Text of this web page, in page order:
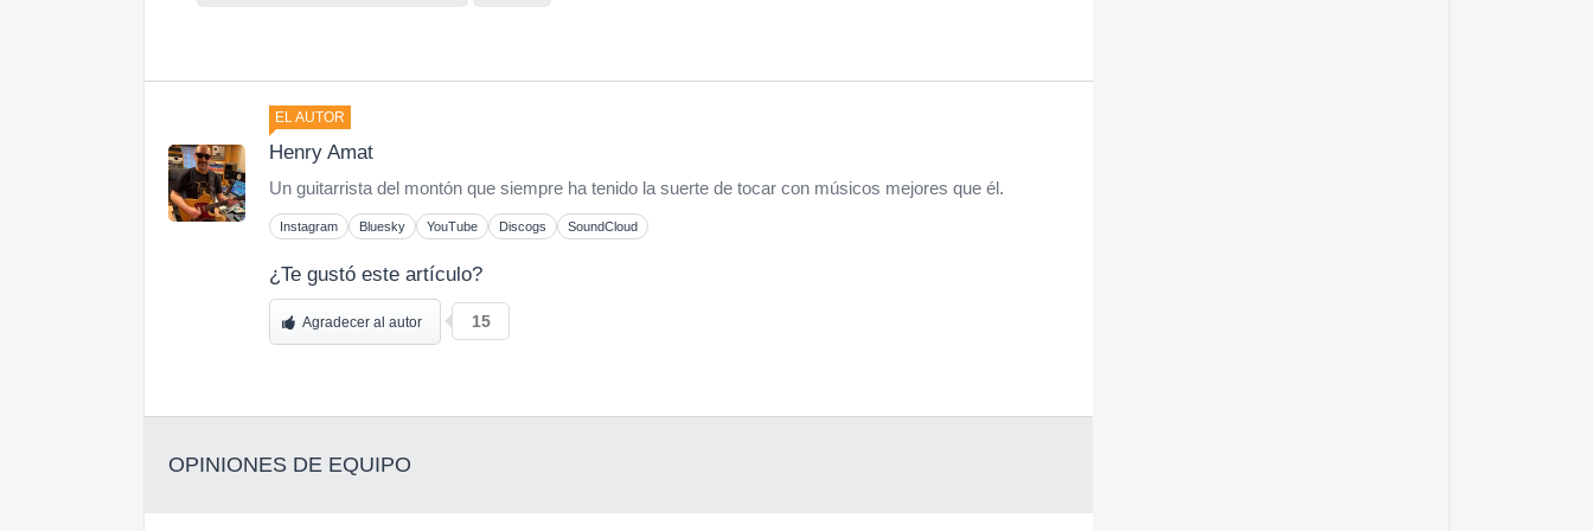
EL AUTOR
Henry Amat
Un guitarrista del montón que siempre ha tenido la suerte de tocar con músicos mejores que él.
Instagram Bluesky YouTube Discogs SoundCloud
¿Te gustó este artículo?
Agradecer al autor 15
OPINIONES DE EQUIPO